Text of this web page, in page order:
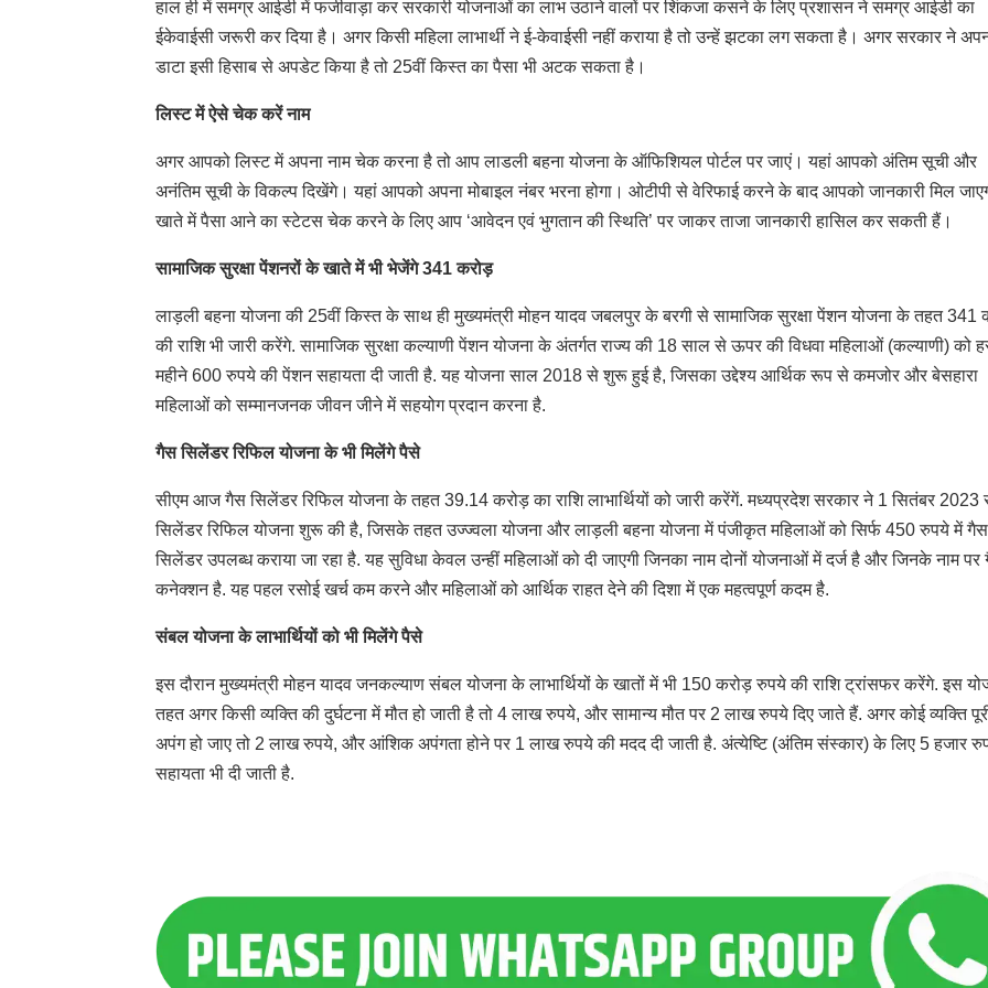
हाल ही में समग्र आईडी में फर्जीवाड़ा कर सरकारी योजनाओं का लाभ उठाने वालों पर शिंकजा कसने के लिए प्रशासन ने समग्र आईडी का
ईकेवाईसी जरूरी कर दिया है। अगर किसी महिला लाभार्थी ने ई-केवाईसी नहीं कराया है तो उन्हें झटका लग सकता है। अगर सरकार ने
डाटा इसी हिसाब से अपडेट किया है तो 25वीं किस्त का पैसा भी अटक सकता है।
लिस्ट में ऐसे चेक करें नाम
अगर आपको लिस्ट में अपना नाम चेक करना है तो आप लाडली बहना योजना के ऑफिशियल पोर्टल पर जाएं। यहां आपको अंतिम सूची और
अनंतिम सूची के विकल्प दिखेंगे। यहां आपको अपना मोबाइल नंबर भरना होगा। ओटीपी से वेरिफाई करने के बाद आपको जानकारी मिल
खाते में पैसा आने का स्टेटस चेक करने के लिए आप ‘आवेदन एवं भुगतान की स्थिति’ पर जाकर ताजा जानकारी हासिल कर सकती हैं।
सामाजिक सुरक्षा पेंशनरों के खाते में भी भेजेंगे 341 करोड़
लाड़ली बहना योजना की 25वीं किस्त के साथ ही मुख्यमंत्री मोहन यादव जबलपुर के बरगी से सामाजिक सुरक्षा पेंशन योजना के तहत 341
की राशि भी जारी करेंगे. सामाजिक सुरक्षा कल्याणी पेंशन योजना के अंतर्गत राज्य की 18 साल से ऊपर की विधवा महिलाओं (कल्याणी) को
महीने 600 रुपये की पेंशन सहायता दी जाती है. यह योजना साल 2018 से शुरू हुई है, जिसका उद्देश्य आर्थिक रूप से कमजोर और बेसहारा
महिलाओं को सम्मानजनक जीवन जीने में सहयोग प्रदान करना है.
गैस सिलेंडर रिफिल योजना के भी मिलेंगे पैसे
सीएम आज गैस सिलेंडर रिफिल योजना के तहत 39.14 करोड़ का राशि लाभार्थियों को जारी करेंगें. मध्यप्रदेश सरकार ने 1 सितंबर
सिलेंडर रिफिल योजना शुरू की है, जिसके तहत उज्ज्वला योजना और लाड़ली बहना योजना में पंजीकृत महिलाओं को सिर्फ 450 रुपये में गैस
सिलेंडर उपलब्ध कराया जा रहा है. यह सुविधा केवल उन्हीं महिलाओं को दी जाएगी जिनका नाम दोनों योजनाओं में दर्ज है और जिनके नाम पर
कनेक्शन है. यह पहल रसोई खर्च कम करने और महिलाओं को आर्थिक राहत देने की दिशा में एक महत्वपूर्ण कदम है.
संबल योजना के लाभार्थियों को भी मिलेंगे पैसे
इस दौरान मुख्यमंत्री मोहन यादव जनकल्याण संबल योजना के लाभार्थियों के खातों में भी 150 करोड़ रुपये की राशि ट्रांसफर करेंगे. इस
तहत अगर किसी व्यक्ति की दुर्घटना में मौत हो जाती है तो 4 लाख रुपये, और सामान्य मौत पर 2 लाख रुपये दिए जाते हैं. अगर कोई व्यक्ति
अपंग हो जाए तो 2 लाख रुपये, और आंशिक अपंगता होने पर 1 लाख रुपये की मदद दी जाती है. अंत्येष्टि (अंतिम संस्कार) के लिए 5 हजार
सहायता भी दी जाती है.